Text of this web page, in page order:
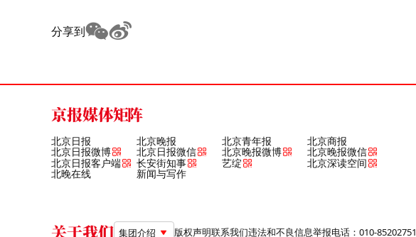
分享到
京报媒体矩阵
北京日报 北京晚报 北京青年报 北京商报
北京日报微博 北京日报微信 北京晚报微博
北京晚报微信
北京日报客户端
长安街知事 艺绽 北京深读空间
北晚在线 新闻与写作
关于我们 集团介绍 版权声明联系我们违法和不良信息举报电话：010-85202751